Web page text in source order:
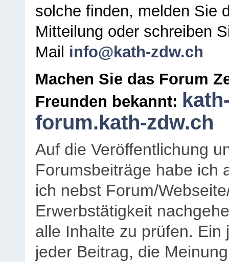
solche finden, melden Sie
Mitteilung oder schreiben
Mail info@kath-zdw.ch
Machen Sie das Forum
Freunden bekannt:
forum.kath-zdw.ch
Auf die Veröffentlichung
Forumsbeiträge habe ich
ich nebst Forum/
Erwerbstätigkeit
alle Inhalte zu prüfen.
jeder Beitrag, die